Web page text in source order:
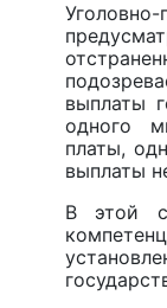
выплаты
одного
платы,
выплаты
В этой